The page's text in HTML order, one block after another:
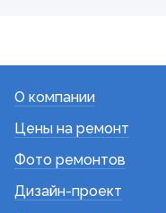
О компании
Цены на ремонт
Фото ремонтов
Дизайн-проект